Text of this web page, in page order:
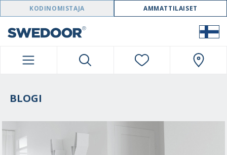
SWEDOOR NAVIGATION
KODINOMISTAJA AMMATTILAISET
BLOGI